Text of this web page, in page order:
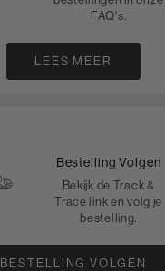
FAQ's.
LEES MEER
Bestelling Volgen
Bekijk de Track &
Trace link en volg je
bestelling.
BESTELLING VOLGEN